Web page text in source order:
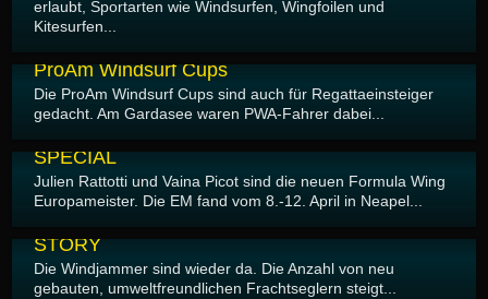
erlaubt, Sportarten wie Windsurfen, Wingfoilen und
Kitesurfen...
ProAm Windsurf Cups
Die ProAm Windsurf Cups sind auch für Regattaeinsteiger
gedacht. Am Gardasee waren PWA-Fahrer dabei...
SPECIAL
Julien Rattotti und Vaina Picot sind die neuen Formula Wing
Europameister. Die EM fand vom 8.-12. April in Neapel...
STORY
Die Windjammer sind wieder da. Die Anzahl von neu
gebauten, umweltfreundlichen Frachtseglern steigt...